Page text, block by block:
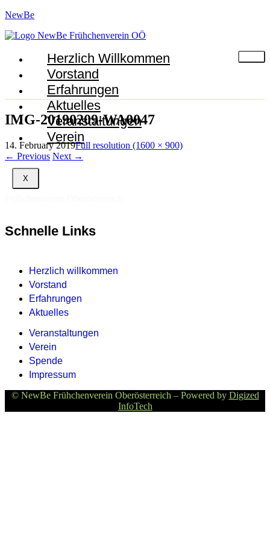
NewBe
Herzlich Willkommen
Vorstand
Erfahrungen
Aktuelles
Veranstaltungen
Verein
X
IMG-20190209-WA0047
14. February 2019Full resolution (1600 × 900)
← Previous Next →
Schnelle Links
Herzlich willkommen
Vorstand
Erfahrungen
Aktuelles
Veranstaltungen
Verein
Spende
Impressum
© NewBe Frühchenverein Oberösterreich – Powered by Digized
InfoTech